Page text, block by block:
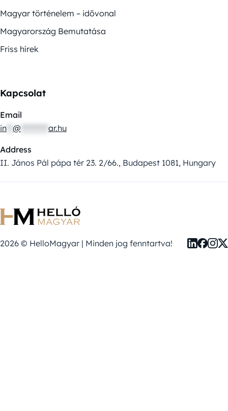
Magyar történelem – idővonal
Magyarország Bemutatása
Friss hírek
Kapcsolat
Email
in @ ar.hu
Address
II. János Pál pápa tér 23. 2/66., Budapest 1081, Hungary
2026 © HelloMagyar | Minden jog fenntartva!